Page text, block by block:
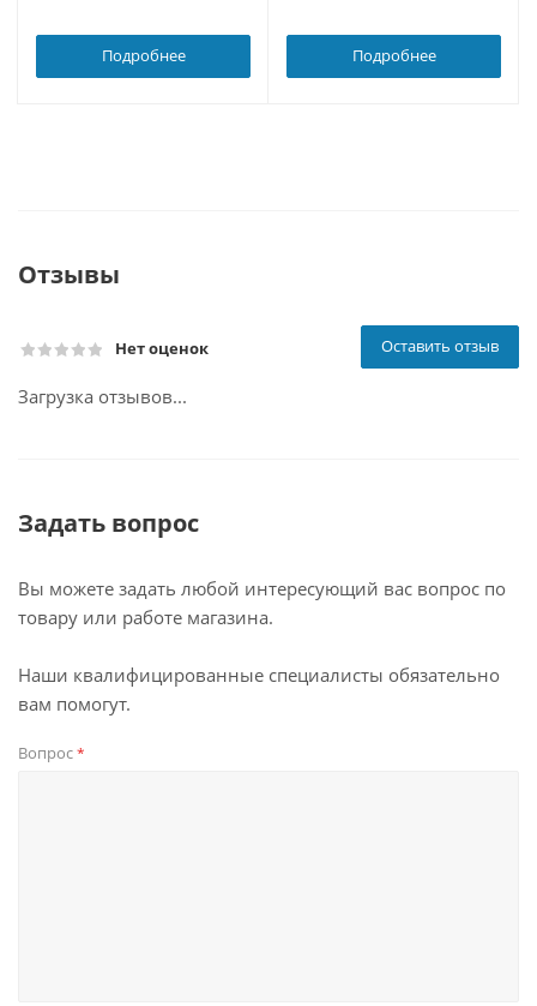
Подробнее Подробнее
Отзывы
Нет оценок Оставить отзыв
Загрузка отзывов...
Задать вопрос
Вы можете задать любой интересующий вас вопрос по
товару или работе магазина.
Наши квалифицированные специалисты обязательно
вам помогут.
Вопрос*